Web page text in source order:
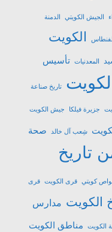
الجيش الكويتي الدمنة
الكويت
المعدنيات تأسيس
تاريخ صناعة
جزيرة فيلكا جيش الكويت
شِعب آل خالد صحة
تاريخ
كويتي قرى الكويت قرى
الكويت مدارس
الكويت مناطق الكويت